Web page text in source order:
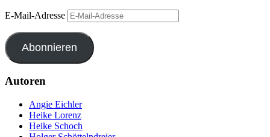
E-Mail-Adresse
Abonnieren
Autoren
Angie Eichler
Heike Lorenz
Heike Schoch